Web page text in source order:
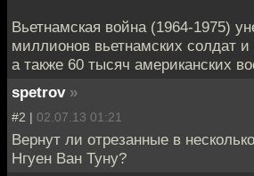
Вьетнамская война (1964-1975)
миллионов вьетнамских солдат и
а также 60 тысяч американских
spetrov »
#2 | 02.07.13 01:21
Вернут ли отрезанные в
Нгуен Ван Туну?